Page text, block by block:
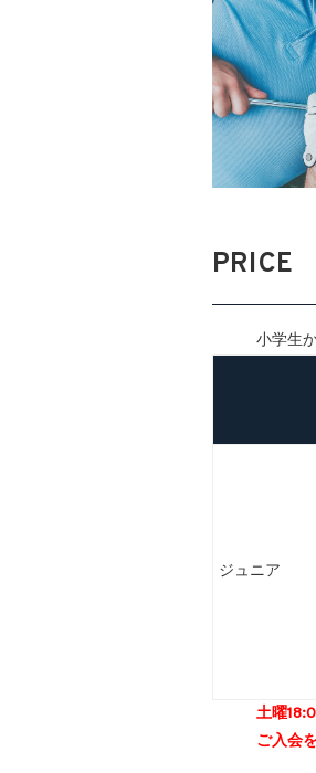
PRICE
小学生
ジュニア
土曜
ご入会